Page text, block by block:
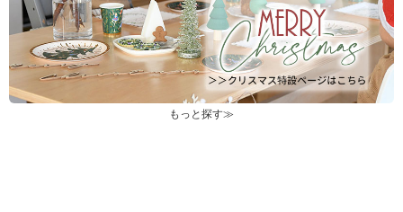
もっと探す≫